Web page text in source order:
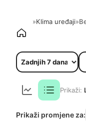
»Klima uređaji»
Prikaži:
Prikaži promjene za: